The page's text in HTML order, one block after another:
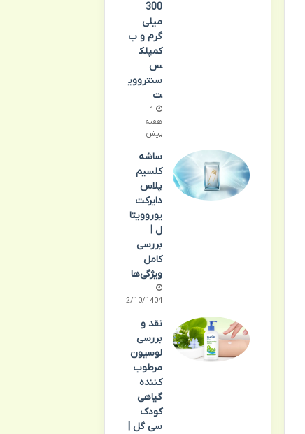
300
میلی
گرم و ب
کمپلک
س
سنترووی
ت
1
هفته
پیش
ساشه
کلسیم
پلاس
دایرکت
یوروویتا
ل |
بررسی
کامل
ویژگی‌ها
02/10/1404
نقد و
بررسی
لوسیون
مرطوب
کننده
گیاهی
کودک
سی گل |